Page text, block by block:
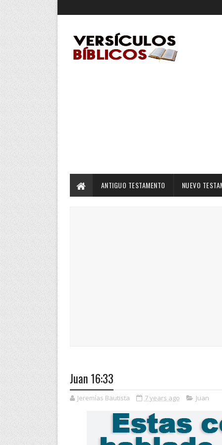
ANTIGUO TESTAMENTO NUEVO
Juan 16:33
Jeremías Bautista 7 years ago Juan